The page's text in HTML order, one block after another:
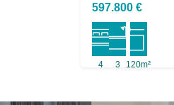
597.800 €
4 3 120m²